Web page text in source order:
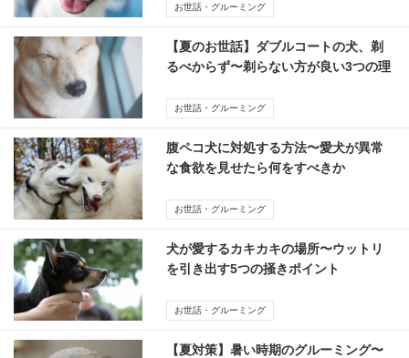
お世話・グルーミング
【夏のお世話】ダブルコートの犬、剃
るべからず〜剃らない方が良い3つの理
お世話・グルーミング
腹ペコ犬に対処する方法〜愛犬が異常
な食欲を見せたら何をすべきか
お世話・グルーミング
犬が愛するカキカキの場所〜ウットリ
を引き出す5つの掻きポイント
お世話・グルーミング
【夏対策】暑い時期のグルーミング〜